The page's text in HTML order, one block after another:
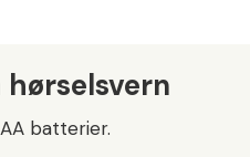
batterier.